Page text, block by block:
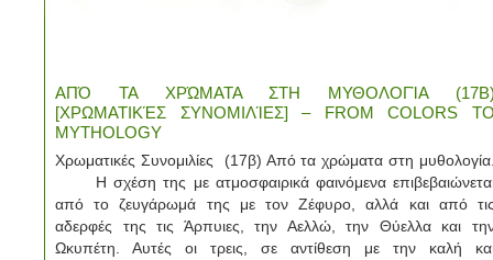
ΑΠΌ ΤΑ ΧΡΏΜΑΤΑ ΣΤΗ ΜΥΘΟΛΟΓΊΑ
[ΧΡΩΜΑΤΙΚΈΣ ΣΥΝΟΜΙΛΊΕΣ] – FROM COLORS
MYTHOLOGY
Χρωματικές Συνομιλίες (17β) Από τα χρώματα στη
Η σχέση της με ατμοσφαιρικά φαινόμενα
από το ζευγάρωμά της με τον Ζέφυρο, αλλά και από
αδερφές της τις Άρπυιες, την Αελλώ, την Θύελλα και
Ωκυπέτη. Αυτές οι τρεις, σε αντίθεση με την καλή